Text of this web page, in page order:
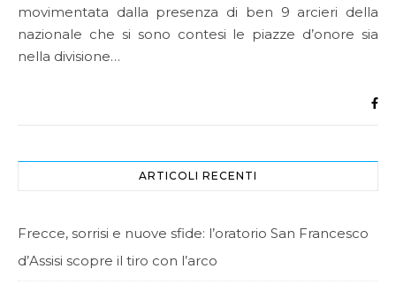
movimentata dalla presenza di ben 9 arcieri della
nazionale che si sono contesi le piazze d’onore sia
nella divisione…
ARTICOLI RECENTI
Frecce, sorrisi e nuove sfide: l’oratorio San Francesco
d’Assisi scopre il tiro con l’arco